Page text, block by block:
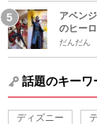
アベン
のヒー
だんだん
話題のキーワ
ディズニー